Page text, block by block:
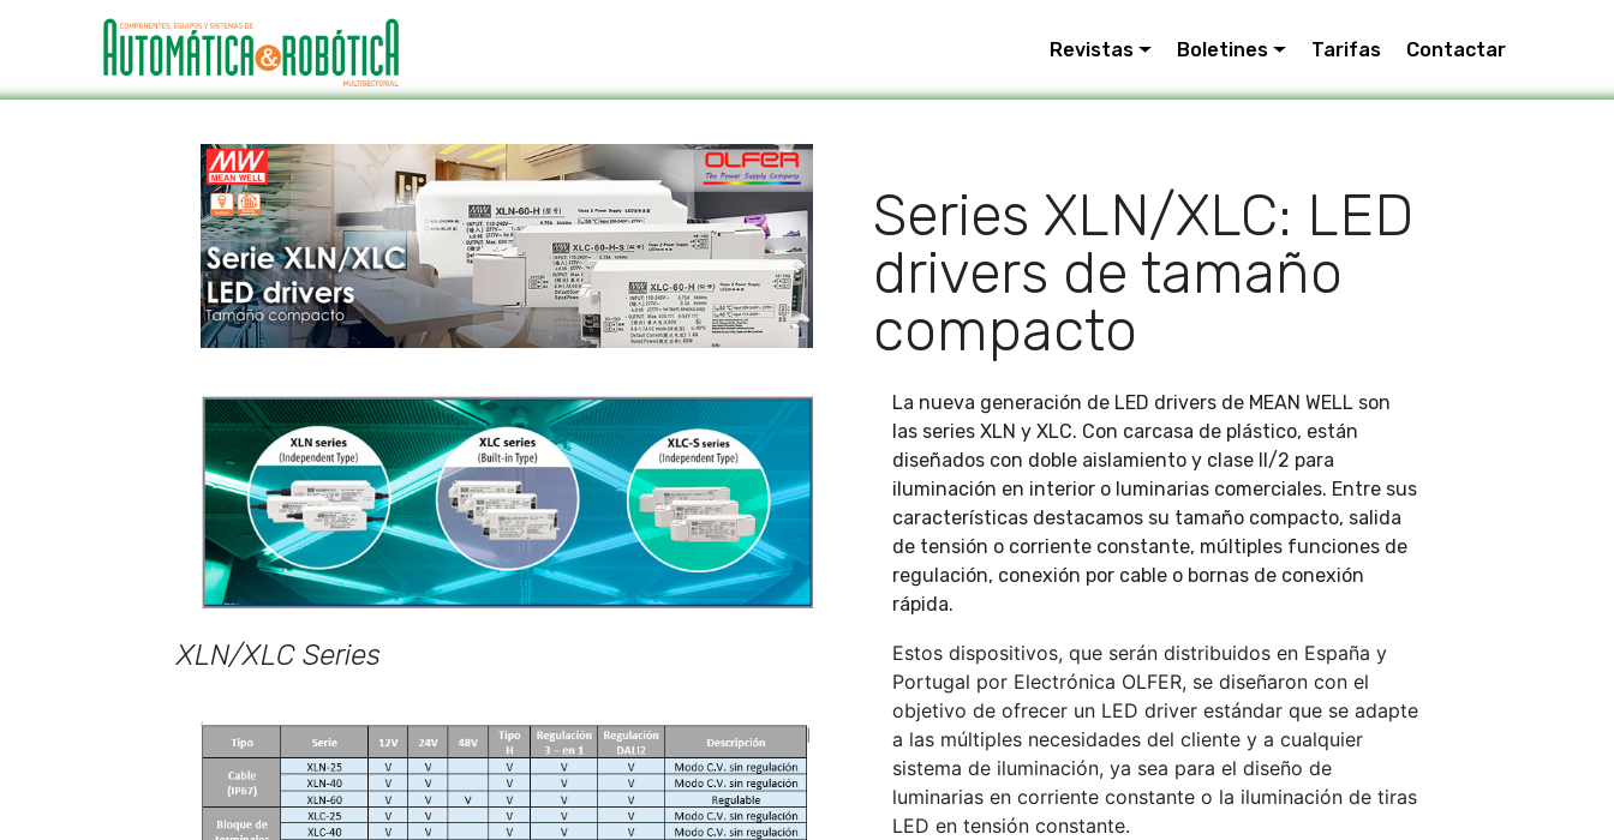
Revistas Boletines Tarifas Contactar
XLN/XLC Series
Series XLN/XLC: LED
drivers de tamaño
compacto
La nueva generación de LED drivers de MEAN WELL son
las series XLN y XLC. Con carcasa de plástico, están
diseñados con doble aislamiento y clase II/2 para
iluminación en interior o luminarias comerciales. Entre sus
características destacamos su tamaño compacto, salida
de tensión o corriente constante, múltiples funciones de
regulación, conexión por cable o bornas de conexión
rápida.
Estos dispositivos, que serán distribuidos en España y
Portugal por Electrónica OLFER, se diseñaron con el
objetivo de ofrecer un LED driver estándar que se adapte
a las múltiples necesidades del cliente y a cualquier
sistema de iluminación, ya sea para el diseño de
luminarias en corriente constante o la iluminación de tiras
LED en tensión constante.